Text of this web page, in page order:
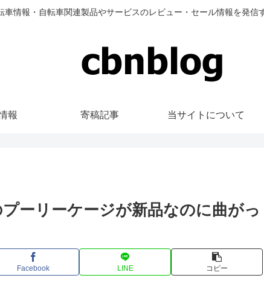
車情報・自転車関連製品やサービスのレビュー・セール情報を発信
報 寄稿記事 当サイトについて
ーリーケージが新品なのに曲がっ
Facebook LINE コピー